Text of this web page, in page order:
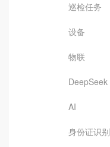
巡检任务
设备
物联
DeepSeek
AI
身份证识别